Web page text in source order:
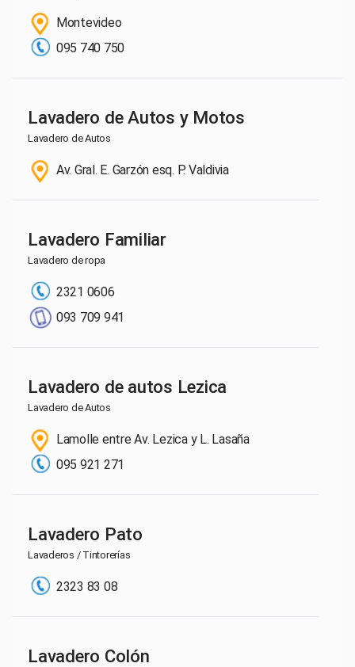
Montevideo
095 740 750
Lavadero de Autos y Motos
Lavadero de Autos
Av. Gral. E. Garzón esq. P. Valdivia
Lavadero Familiar
Lavadero de ropa
2321 0606
093 709 941
Lavadero de autos Lezica
Lavadero de Autos
Lamolle entre Av. Lezica y L. Lasaña
095 921 271
Lavadero Pato
Lavaderos / Tintorerías
2323 83 08
Lavadero Colón